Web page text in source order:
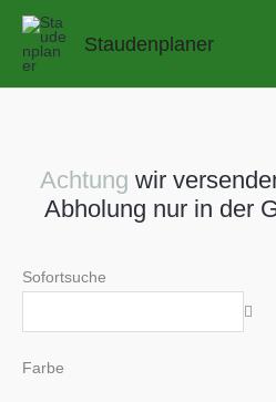
Zum
springen
Staudenplaner
Achtung wir
Abholung nur in der
Sofortsuche
Farbe